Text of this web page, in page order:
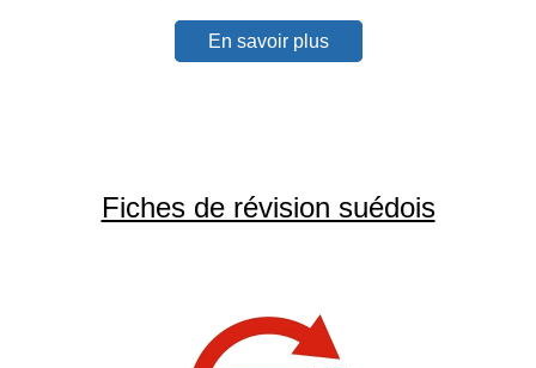
En savoir plus
Fiches de révision suédois